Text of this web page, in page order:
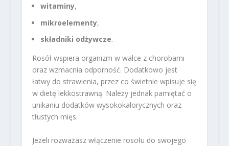
witaminy,
mikroelementy,
składniki odżywcze.
Rosół wspiera organizm w walce z chorobami
oraz wzmacnia odporność. Dodatkowo jest
łatwy do strawienia, przez co świetnie wpisuje się
w dietę lekkostrawną. Należy jednak pamiętać o
unikaniu dodatków wysokokalorycznych oraz
tłustych mięs.
Jeżeli rozważasz włączenie rosołu do swojego